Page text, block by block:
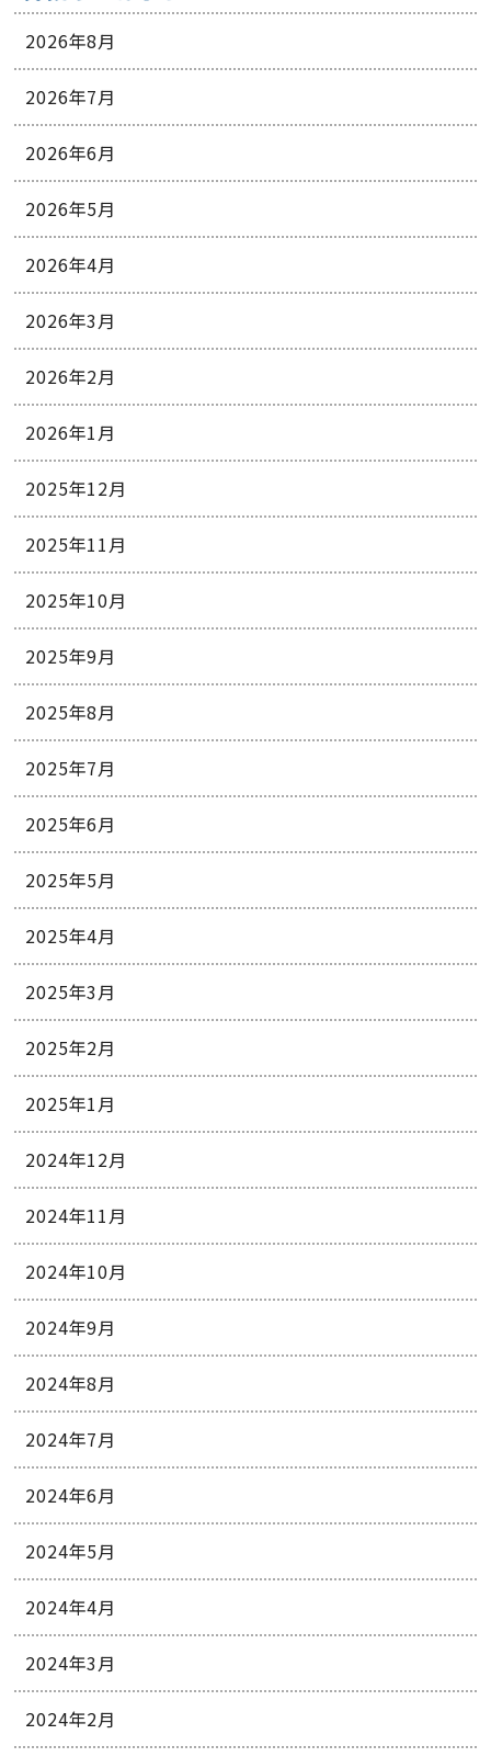
2026年8月
2026年7月
2026年6月
2026年5月
2026年4月
2026年3月
2026年2月
2026年1月
2025年12月
2025年11月
2025年10月
2025年9月
2025年8月
2025年7月
2025年6月
2025年5月
2025年4月
2025年3月
2025年2月
2025年1月
2024年12月
2024年11月
2024年10月
2024年9月
2024年8月
2024年7月
2024年6月
2024年5月
2024年4月
2024年3月
2024年2月